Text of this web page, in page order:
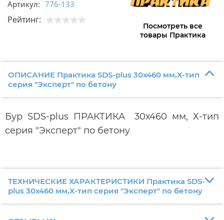
Артикул: 776-133
Рейтинг:
Посмотреть все
товары Практика
ОПИСАНИЕ Практика SDS-plus 30х460 мм,Х-тип
серия "Эксперт" по бетону
Бур SDS-plus ПРАКТИКА 30х460 мм, Х-тип
серия "Эксперт" по бетону
ТЕХНИЧЕСКИЕ ХАРАКТЕРИСТИКИ Практика SDS-
plus 30х460 мм,Х-тип серия "Эксперт" по бетону